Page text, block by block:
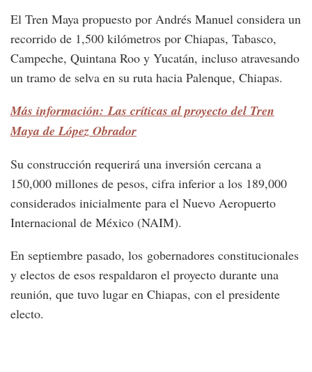
El Tren Maya propuesto por Andrés Manuel considera un
recorrido de 1,500 kilómetros por Chiapas, Tabasco,
Campeche, Quintana Roo y Yucatán, incluso atravesando
un tramo de selva en su ruta hacia Palenque, Chiapas.
Más información: Las críticas al proyecto del Tren
Maya de López Obrador
Su construcción requerirá una inversión cercana a
150,000 millones de pesos, cifra inferior a los 189,000
considerados inicialmente para el Nuevo Aeropuerto
Internacional de México (NAIM).
En septiembre pasado, los gobernadores constitucionales
y electos de esos respaldaron el proyecto durante una
reunión, que tuvo lugar en Chiapas, con el presidente
electo.